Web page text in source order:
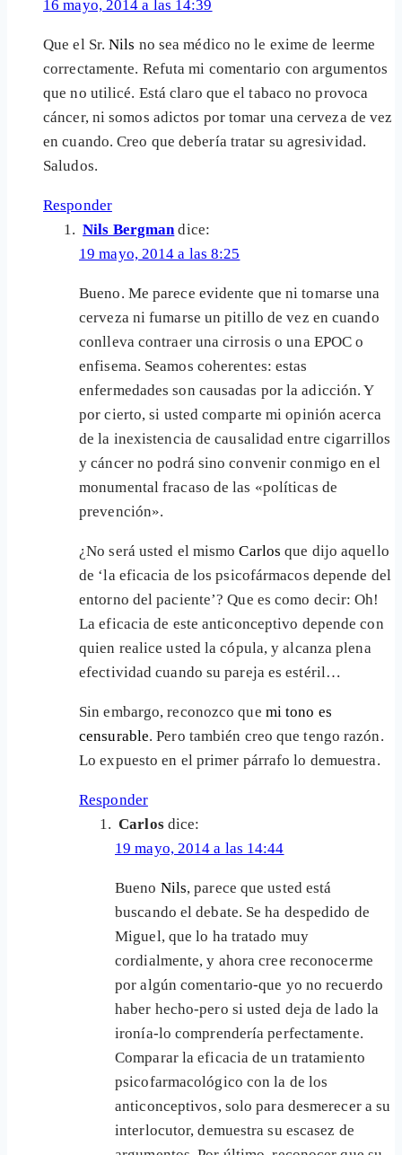
16 mayo, 2014 a las 14:39
Que el Sr.Nils no sea médico no le exime de leerme
correctamente. Refuta mi comentario con argumentos
que no utilicé. Está claro que el tabaco no provoca
cáncer, ni somos adictos por tomar una cerveza de vez
en cuando. Creo que debería tratar su agresividad.
Saludos.
Responder
Nils Bergman dice:
19 mayo, 2014 a las 8:25
Bueno. Me parece evidente que ni tomarse una
cerveza ni fumarse un pitillo de vez en cuando
conlleva contraer una cirrosis o una EPOC o
enfisema. Seamos coherentes: estas
enfermedades son causadas por la adicción. Y
por cierto, si usted comparte mi opinión acerca
de la inexistencia de causalidad entre cigarrillos
y cáncer no podrá sino convenir conmigo en el
monumental fracaso de las «políticas de
prevención».
¿No será usted el mismoCarlosque dijo aquello
de ‘la eficacia de los psicofármacos depende del
entorno del paciente’? Que es como decir: Oh!
La eficacia de este anticonceptivo depende con
quien realice usted la cópula, y alcanza plena
efectividad cuando su pareja es estéril…
Sin embargo, reconozco que mi tono es
censurable. Pero también creo que tengo razón.
Lo expuesto en el primer párrafo lo demuestra.
Responder
Carlos dice:
19 mayo, 2014 a las 14:44
Bueno Nils, parece que usted está
buscando el debate. Se ha despedido de
Miguel, que lo ha tratado muy
cordialmente, y ahora cree reconocerme
por algún comentario-que yo no recuerdo
haber hecho-pero si usted deja de lado la
ironía-lo comprendería perfectamente.
Comparar la eficacia de un tratamiento
psicofarmacológico con la de los
anticonceptivos, solo para desmerecer a su
interlocutor, demuestra su escasez de